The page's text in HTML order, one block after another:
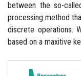
between the so-
processing method
discrete operations.
based on a maxitive